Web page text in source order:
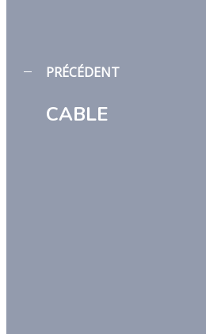
PRÉCÉDENT
CABLE